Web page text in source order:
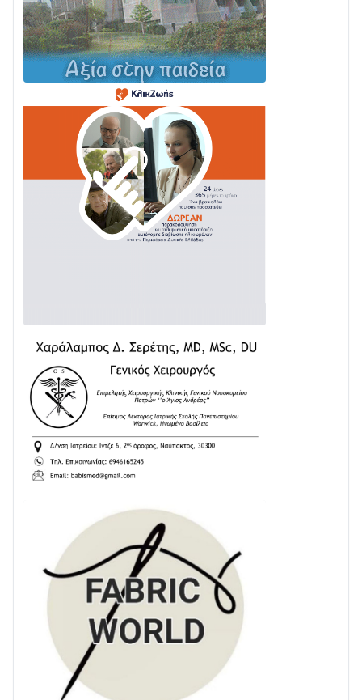
Σε τροχιά υλοποίησης η Παράκαμψη του Κέντρου
της Ναυπάκτου
04/08 • 12:08
Σε φουλ ρυθμούς το τμήμα Βόνιτσα – Άγιος Νικόλαος
| Αυτοψία Καββαδά
Με Αρχιερατική Λαμπρότητα η Πανήγυρη της
Μεταμορφώσεως του Σωτήρος στο Γολέμι
03/08 • 07:45
Ενισχύεται η Πολιτική Προστασία στο Δήμο Αγρινίου
με δύο νέα υδροφόρα οχήματα
02/08 • 18:26
Διαβάστε την «Ναυπακτία» που κυκλοφορεί
24/07 • 11:31